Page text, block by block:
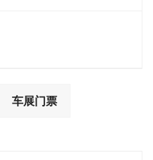
车展门票